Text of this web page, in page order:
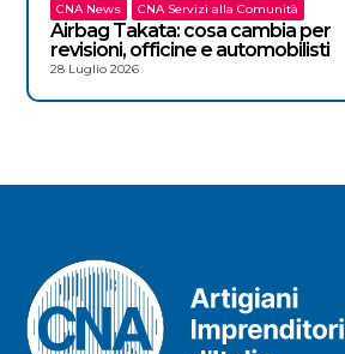
CNA News CNA Servizi alla Comunità
Airbag Takata: cosa cambia per
revisioni, officine e automobilisti
28 Luglio 2026